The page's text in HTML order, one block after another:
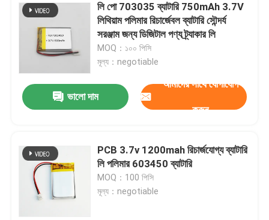
লি পো 703035 ব্যাটারি 750mAh 3.7V
লিথিয়াম পলিমার রিচার্জেবল ব্যাটারি সৌন্দর্য
সরঞ্জাম জন্য ডিজিটাল পণ্য ট্র্যাকার লি
MOQ：১০০ পিসি
মূল্য：negotiable
ভালো দাম
আমাদের সাথে যোগাযোগ
করুন
PCB 3.7v 1200mah রিচার্জযোগ্য ব্যাটারি
লি পলিমার 603450 ব্যাটারি
MOQ：100 পিসি
মূল্য：negotiable